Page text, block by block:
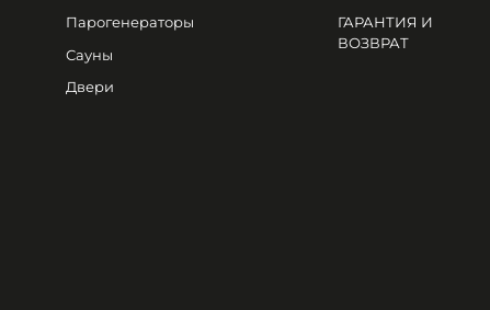
Парогенераторы
Сауны
Двери
ГАРАНТИЯ И
ВОЗВРАТ